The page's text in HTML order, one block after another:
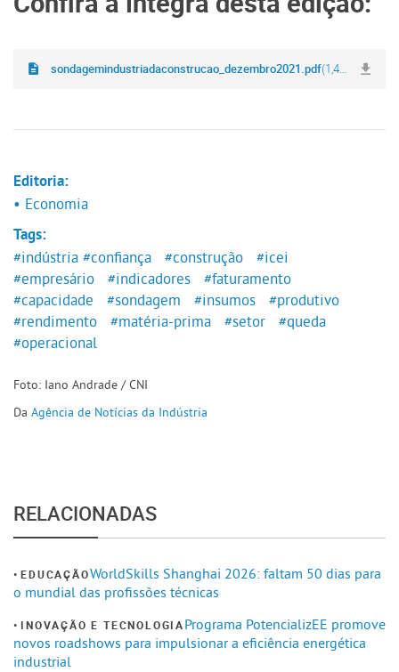
sondagemindustriadaconstrucao_dezembro2021.pdf(1,4 MB)
Editoria:
• Economia
Tags:
#indústria #confiança #construção
#icei
#empresário
#indicadores
#faturamento
#capacidade
#sondagem #insumos
#produtivo
#rendimento
#matéria-prima #setor
#queda
#operacional
Foto: Iano Andrade / CNI
Da Agência de Notícias da Indústria
RELACIONADAS
EDUCAÇÃOWorldSkills Shanghai 2026: faltam 50 dias para
o mundial das profissões técnicas
INOVAÇÃO E TECNOLOGIAPrograma PotencializEE promove
novos roadshows para impulsionar a eficiência energética
industrial